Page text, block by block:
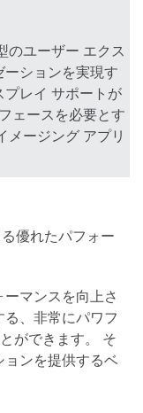
のユーザー エクス
ションを実現す
プレイ サポートが
ェースを必要とす
メージング アプリ
優れたパフォー
マンスを向上さ
、非常にパワフ
ができます。 そ
ンを提供するベ